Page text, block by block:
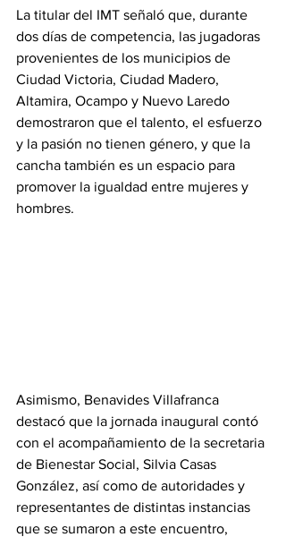
La titular del IMT señaló que, durante
dos días de competencia, las jugadoras
provenientes de los municipios de
Ciudad Victoria, Ciudad Madero,
Altamira, Ocampo y Nuevo Laredo
demostraron que el talento, el esfuerzo
y la pasión no tienen género, y que la
cancha también es un espacio para
promover la igualdad entre mujeres y
hombres.
Asimismo, Benavides Villafranca
destacó que la jornada inaugural contó
con el acompañamiento de la secretaria
de Bienestar Social, Silvia Casas
González, así como de autoridades y
representantes de distintas instancias
que se sumaron a este encuentro,